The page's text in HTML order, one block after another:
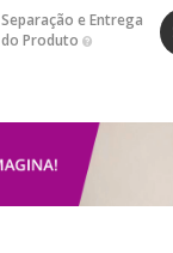
Separação e Entrega
do Produto